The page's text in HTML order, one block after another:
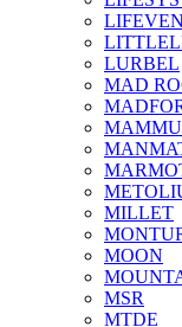
LURBEL
MAD
MILLET
MOON
MSR
MTDE